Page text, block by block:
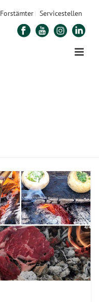
Forstämter Servicestellen